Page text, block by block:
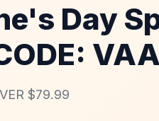
Day
$79.99